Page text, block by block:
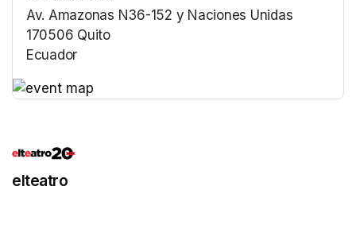
Av. Amazonas N36-152 y Naciones Unidas
170506 Quito
Ecuador
elteatro